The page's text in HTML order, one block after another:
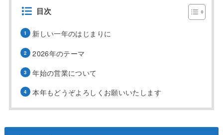
目次
新しい一年のはじまりに
2026年のテーマ
年始の営業について
本年もどうぞよろしくお願いいたします